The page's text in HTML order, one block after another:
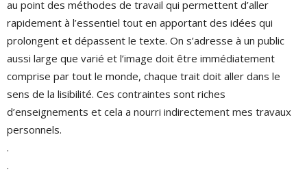
au point des méthodes de travail qui permettent d’aller
rapidement à l’essentiel tout en apportant des idées qui
prolongent et dépassent le texte. On s’adresse à un public
aussi large que varié et l’image doit être immédiatement
comprise par tout le monde, chaque trait doit aller dans le
sens de la lisibilité. Ces contraintes sont riches
d’enseignements et cela a nourri indirectement mes travaux
personnels.
.
.